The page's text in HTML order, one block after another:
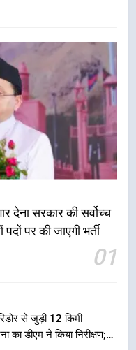
देना सरकार की सर्वोच्च
पर की जाएगी भर्ती
01
से जुड़ी 12 किमी
का डीएम ने किया निरीक्षण;
बैठक में 25 विकास प्रस्तावों
को मिलेगी रफ्तार
सिंह धामी के दिशा-निर्देशों